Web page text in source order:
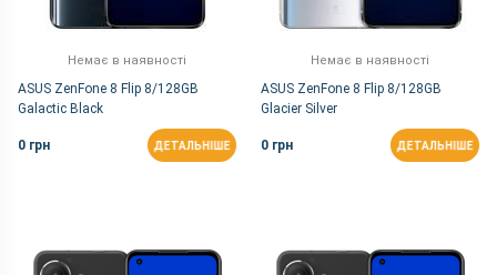
Немає в наявності
ASUS ZenFone 8 Flip 8/128GB
Galactic Black
0 грн ДЕТАЛЬНІШЕ
Немає в наявності
ASUS ZenFone 8 Flip 8/128GB
Glacier Silver
0 грн ДЕТАЛЬНІШЕ